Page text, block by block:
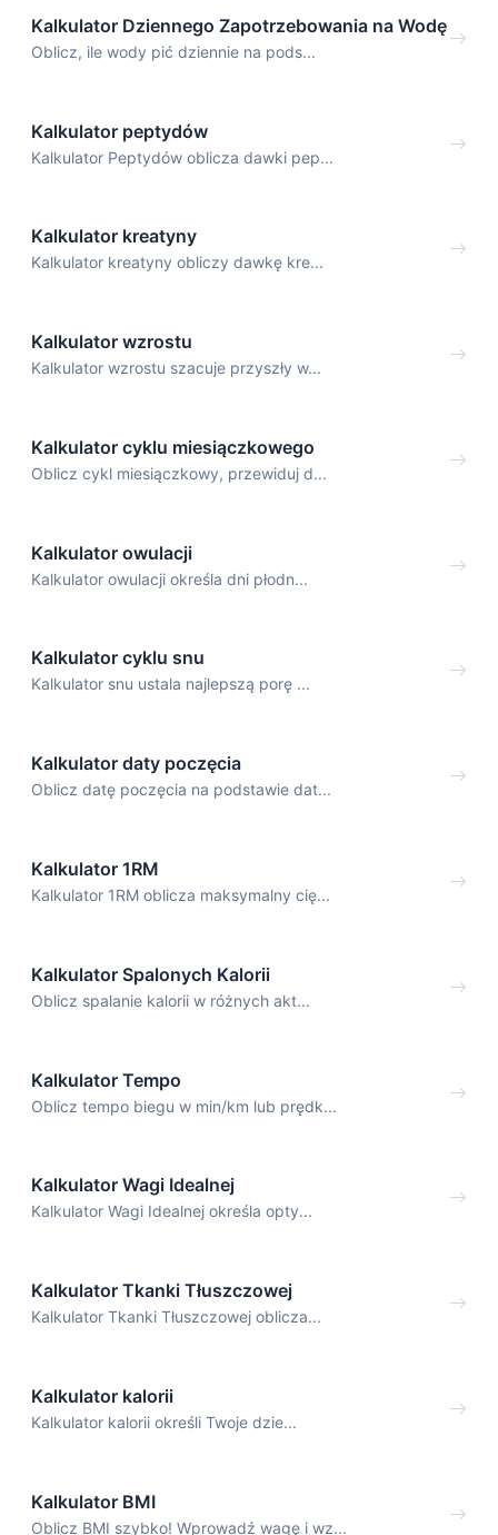
Kalkulator Dziennego Zapotrzebowania na Wodę
Oblicz, ile wody pić dziennie na pods...
Kalkulator peptydów
Kalkulator Peptydów oblicza dawki pep...
Kalkulator kreatyny
Kalkulator kreatyny obliczy dawkę kre...
Kalkulator wzrostu
Kalkulator wzrostu szacuje przyszły w...
Kalkulator cyklu miesiączkowego
Oblicz cykl miesiączkowy, przewiduj d...
Kalkulator owulacji
Kalkulator owulacji określa dni płodn...
Kalkulator cyklu snu
Kalkulator snu ustala najlepszą porę ...
Kalkulator daty poczęcia
Oblicz datę poczęcia na podstawie dat...
Kalkulator 1RM
Kalkulator 1RM oblicza maksymalny cię...
Kalkulator Spalonych Kalorii
Oblicz spalanie kalorii w różnych akt...
Kalkulator Tempo
Oblicz tempo biegu w min/km lub prędk...
Kalkulator Wagi Idealnej
Kalkulator Wagi Idealnej określa opty...
Kalkulator Tkanki Tłuszczowej
Kalkulator Tkanki Tłuszczowej oblicza...
Kalkulator kalorii
Kalkulator kalorii określi Twoje dzie...
Kalkulator BMI
Oblicz BMI szybko! Wprowadź wagę i wz...